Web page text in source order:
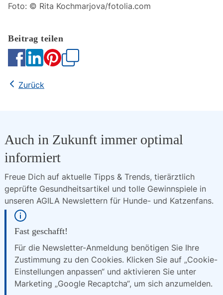
Foto: © Rita Kochmarjova/fotolia.com
Zurück
Auch in Zukunft immer optimal
informiert
Freue Dich auf aktuelle Tipps & Trends, tierärztlich
geprüfte Gesundheitsartikel und tolle Gewinnspiele in
unseren AGILA Newslettern für Hunde- und Katzenfans.
Fast geschafft!
Für die Newsletter-Anmeldung benötigen Sie Ihre
Zustimmung zu den Cookies. Klicken Sie auf „Cookie-
Einstellungen anpassen“ und aktivieren Sie unter
Marketing „Google Recaptcha“, um sich anzumelden.